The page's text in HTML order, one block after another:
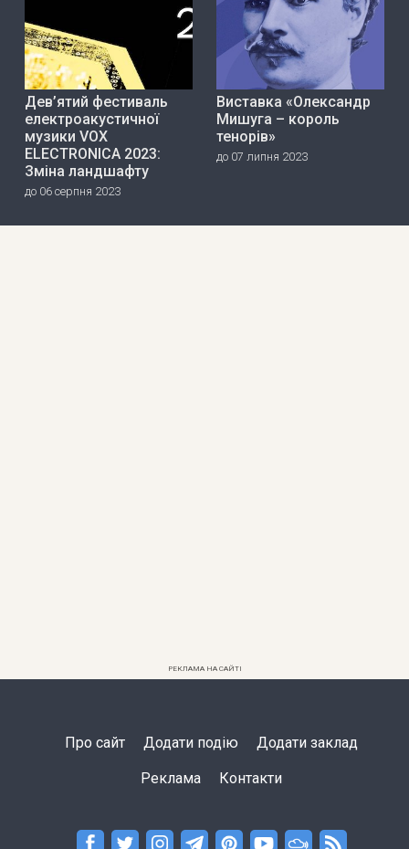
Дев’ятий фестиваль
електроакустичної
музики VOX
ELECTRONICA 2023:
Зміна ландшафту
до 06 серпня 2023
Виставка «Олександр
Мишуга – король
тенорів»
до 07 липня 2023
РЕКЛАМА НА САЙТІ
Про сайт Додати подію Додати заклад
Реклама Контакти